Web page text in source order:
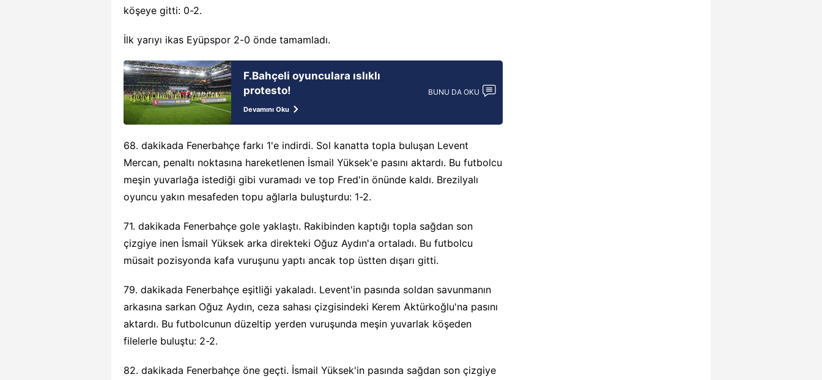
köşeye gitti: 0-2.
İlk yarıyı ikas Eyüpspor 2-0 önde tamamladı.
F.Bahçeli oyunculara ıslıklı
protesto!
Devamını Oku
BUNU DA OKU
68. dakikada Fenerbahçe farkı 1'e indirdi. Sol kanatta topla buluşan Levent
Mercan, penaltı noktasına hareketlenen İsmail Yüksek'e pasını aktardı. Bu futbolcu
meşin yuvarlağa istediği gibi vuramadı ve top Fred'in önünde kaldı. Brezilyalı
oyuncu yakın mesafeden topu ağlarla buluşturdu: 1-2.
71. dakikada Fenerbahçe gole yaklaştı. Rakibinden kaptığı topla sağdan son
çizgiye inen İsmail Yüksek arka direkteki Oğuz Aydın'a ortaladı. Bu futbolcu
müsait pozisyonda kafa vuruşunu yaptı ancak top üstten dışarı gitti.
79. dakikada Fenerbahçe eşitliği yakaladı. Levent'in pasında soldan savunmanın
arkasına sarkan Oğuz Aydın, ceza sahası çizgisindeki Kerem Aktürkoğlu'na pasını
aktardı. Bu futbolcunun düzeltip yerden vuruşunda meşin yuvarlak köşeden
filelerle buluştu: 2-2.
82. dakikada Fenerbahçe öne geçti. İsmail Yüksek'in pasında sağdan son çizgiye